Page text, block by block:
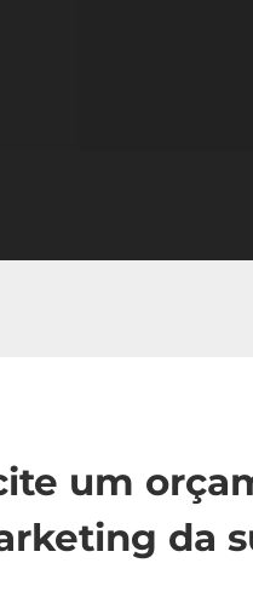
um
da